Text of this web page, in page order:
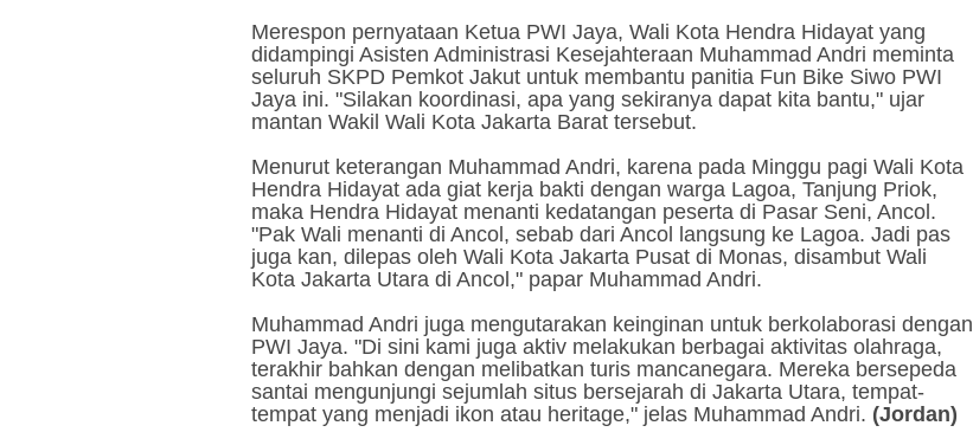
Merespon pernyataan Ketua PWI Jaya, Wali Kota Hendra Hidayat yang
didampingi Asisten Administrasi Kesejahteraan Muhammad Andri meminta
seluruh SKPD Pemkot Jakut untuk membantu panitia Fun Bike Siwo PWI
Jaya ini. "Silakan koordinasi, apa yang sekiranya dapat kita bantu," ujar
mantan Wakil Wali Kota Jakarta Barat tersebut.
Menurut keterangan Muhammad Andri, karena pada Minggu pagi Wali Kota
Hendra Hidayat ada giat kerja bakti dengan warga Lagoa, Tanjung Priok,
maka Hendra Hidayat menanti kedatangan peserta di Pasar Seni, Ancol.
"Pak Wali menanti di Ancol, sebab dari Ancol langsung ke Lagoa. Jadi pas
juga kan, dilepas oleh Wali Kota Jakarta Pusat di Monas, disambut Wali
Kota Jakarta Utara di Ancol," papar Muhammad Andri.
Muhammad Andri juga mengutarakan keinginan untuk berkolaborasi dengan
PWI Jaya. "Di sini kami juga aktiv melakukan berbagai aktivitas olahraga,
terakhir bahkan dengan melibatkan turis mancanegara. Mereka bersepeda
santai mengunjungi sejumlah situs bersejarah di Jakarta Utara, tempat-
tempat yang menjadi ikon atau heritage," jelas Muhammad Andri. (Jordan)